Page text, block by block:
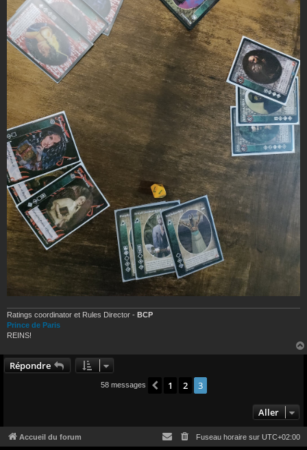
Ratings coordinator et Rules Director - BCP
Prince de Paris
REINS!
Répondre
58 messages Précédent
1 2 3
Aller
Accueil du forum Fuseau horaire sur UTC+02:00